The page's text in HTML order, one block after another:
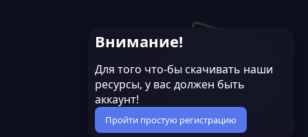
Внимание!
Для того что-бы скачивать наши
ресурсы, у вас должен быть
аккаунт!
Пройти простую регистрацию